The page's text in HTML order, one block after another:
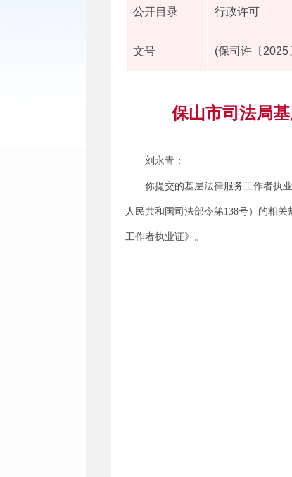
公开目录 行政许可
文号 (保司许〔2025
保山市司法局
刘永青：
你提交的基层法律服务工作者执
人民共和国司法部令第138号）的相
工作者执业证》。